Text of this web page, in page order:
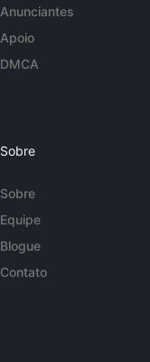
Anunciantes
Apoio
DMCA
Sobre
Sobre
Equipe
Blogue
Contato